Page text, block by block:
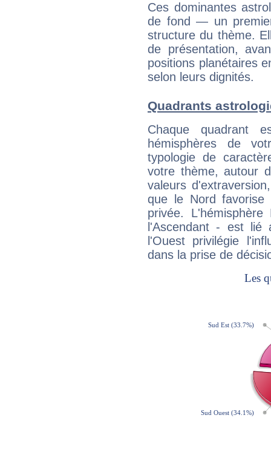
Ces dominantes
de fond — un
structure du thème.
de présentation,
positions planétaires
selon leurs dignités.
Quadrants
Chaque quadrant
hémisphères de
typologie de
votre thème, autour
valeurs
que le Nord favorise
privée.
l'Ascendant - est
l'Ouest privilégie
dans la prise de